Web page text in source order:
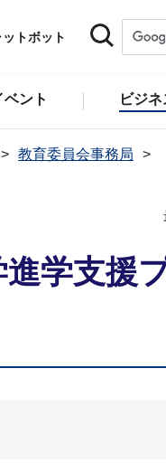
トボット
ント ビジネ
教育委員会事務局
進学⽀援